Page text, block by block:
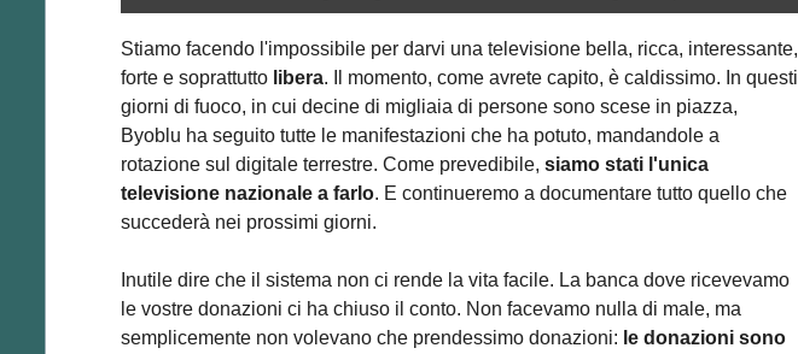
Stiamo facendo l'impossibile per darvi una televisione bella, ricca, interessante,
forte e soprattutto libera. Il momento, come avrete capito, è caldissimo. In questi
giorni di fuoco, in cui decine di migliaia di persone sono scese in piazza,
Byoblu ha seguito tutte le manifestazioni che ha potuto, mandandole a
rotazione sul digitale terrestre. Come prevedibile, siamo stati l'unica
televisione nazionale a farlo. E continueremo a documentare tutto quello che
succederà nei prossimi giorni.
Inutile dire che il sistema non ci rende la vita facile. La banca dove ricevevamo
le vostre donazioni ci ha chiuso il conto. Non facevamo nulla di male, ma
semplicemente non volevano che prendessimo donazioni: le donazioni sono